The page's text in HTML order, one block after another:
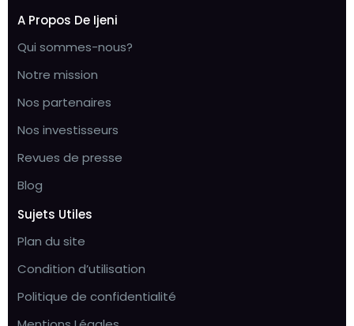
A Propos De Ijeni
Qui sommes-nous?
Notre mission
Nos partenaires
Nos investisseurs
Revues de presse
Blog
Sujets Utiles
Plan du site
Condition d’utilisation
Politique de confidentialité